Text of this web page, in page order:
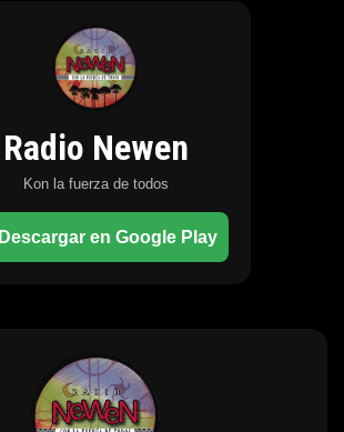
Radio Newen
Kon la fuerza de todos
Descargar en Google Play